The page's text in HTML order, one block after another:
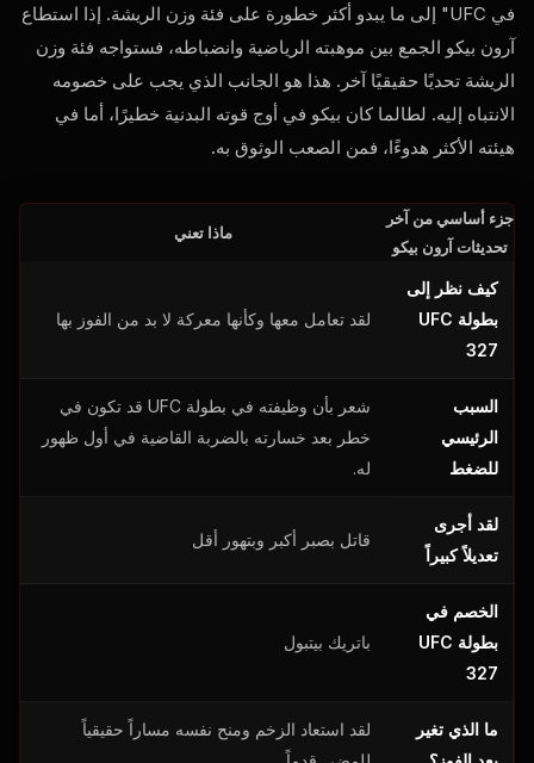
في UFC" إلى ما يبدو أكثر خطورة على فئة وزن الريشة. إذا استطاع
آرون بيكو الجمع بين موهبته الرياضية وانضباطه، فستواجه فئة وزن
الريشة تحديًا حقيقيًا آخر. هذا هو الجانب الذي يجب على خصومه
الانتباه إليه. لطالما كان بيكو في أوج قوته البدنية خطيرًا، أما في
هيئته الأكثر هدوءًا، فمن الصعب الوثوق به.
جزء أساسي من آخر
تحديثات آرون بيكو
ماذا تعني
كيف نظر إلى
بطولة UFC
327
لقد تعامل معها وكأنها معركة لا بد من الفوز بها
السبب
الرئيسي
للضغط
شعر بأن وظيفته في بطولة UFC قد تكون في
خطر بعد خسارته بالضربة القاضية في أول ظهور
له.
لقد أجرى
تعديلاً كبيراً
قاتل بصبر أكبر وبتهور أقل
الخصم في
بطولة UFC
327
باتريك بيتبول
ما الذي تغير
لقد استعاد الزخم ومنح نفسه مساراً حقيقياً